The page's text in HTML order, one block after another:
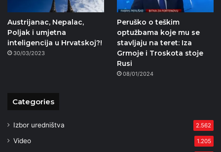
Austrijanac, Nepalac,
Poljak i umjetna
inteligencija u Hrvatskoj?!
30/03/2023
Peruško o teškim
optužbama koje mu se
stavljaju na teret: Iza
Grmoje i Troskota stoje
Rusi
08/01/2024
Categories
Izbor uredništva 2.562
Video 1.205